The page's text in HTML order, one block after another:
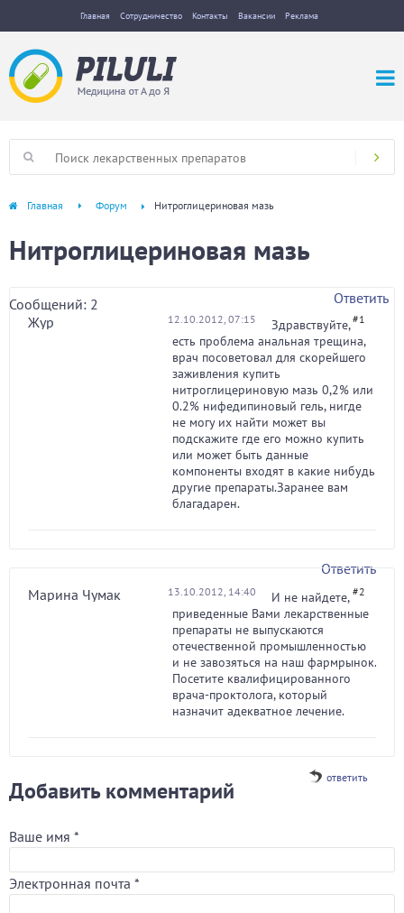
Главная Сотрудничество Контакты Вакансии Реклама
Главная Форум Нитроглицериновая мазь
Нитроглицериновая мазь
Сообщений: 2
Ответить
Жур
12.10.2012, 07:15 #1
Здравствуйте,
есть проблема анальная трещина,
врач посоветовал для скорейшего
заживления купить
нитроглицериновую мазь 0,2% или
0.2% нифедипиновый гель, нигде
не могу их найти может вы
подскажите где его можно купить
или может быть данные
компоненты входят в какие нибудь
другие препараты.Заранее вам
благадарен.
Ответить
Марина Чумак
13.10.2012, 14:40 #2
И не найдете,
приведенные Вами лекарственные
препараты не выпускаются
отечественной промышленностью
и не завозяться на наш фармрынок.
Посетите квалифицированного
врача-проктолога, который
назначит адекватное лечение.
ответить
Добавить комментарий
Ваше имя *
Электронная почта *